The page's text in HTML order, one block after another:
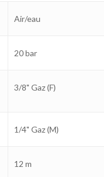
Air/eau
20 bar
3/8" Gaz (F)
1/4" Gaz (M)
12 m